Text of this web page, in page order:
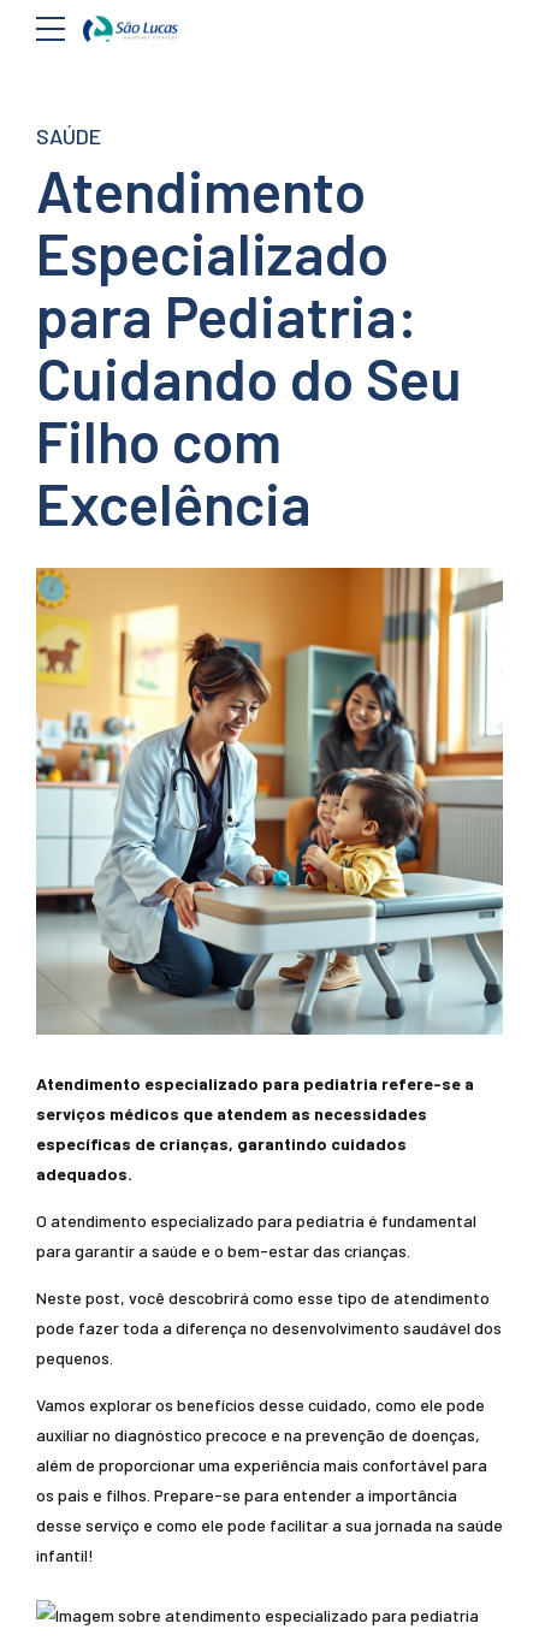
SAÚDE
Atendimento
Especializado
para Pediatria:
Cuidando do Seu
Filho com
Excelência
Atendimento especializado para pediatria refere-se a
serviços médicos que atendem as necessidades
específicas de crianças, garantindo cuidados
adequados.
O atendimento especializado para pediatria é fundamental
para garantir a saúde e o bem-estar das crianças.
Neste post, você descobrirá como esse tipo de atendimento
pode fazer toda a diferença no desenvolvimento saudável dos
pequenos.
Vamos explorar os benefícios desse cuidado, como ele pode
auxiliar no diagnóstico precoce e na prevenção de doenças,
além de proporcionar uma experiência mais confortável para
os pais e filhos. Prepare-se para entender a importância
desse serviço e como ele pode facilitar a sua jornada na saúde
infantil!